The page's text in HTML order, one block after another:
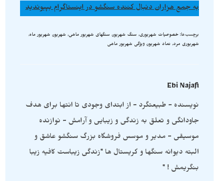
به جمع هزاران دنبال کننده سنگشو در اینستاگرام بپیوندید
برچسب‌ها:خصوصیات شهریوری, سنگ شهریور, سنگهای شهریور ماهی, شهریور, شهریور ماه,
شهریوری مرد, نماد شهریور, ویژگی شهریور ماهی
Ebi Najafi
نویسنده - طبیعتگرد - از ابتدای وجودی تا انتها برای هدف
جاودانگی و تعلق به زندگی و زیبایی و آرامش - نوازنده
موسیقی - مدیر و موسس فروشگاه بزرگ سنگشو عاشق و
البته دیوانه سنگها و کریستال ها "زندگی زیباست کافیه زیبا
بنگریمش ! "